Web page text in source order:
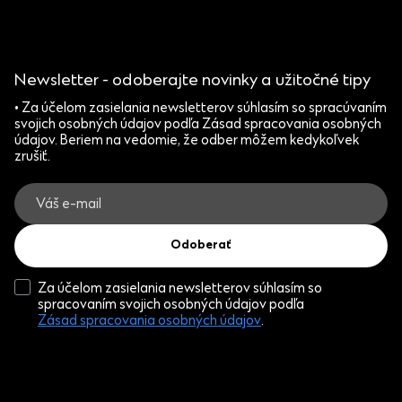
Newsletter - odoberajte novinky a užitočné tipy
• Za účelom zasielania newsletterov súhlasím so spracúvaním
svojich osobných údajov podľa Zásad spracovania osobných
údajov. Beriem na vedomie, že odber môžem kedykoľvek
zrušiť.
Odoberať
Za účelom zasielania newsletterov súhlasím so
spracovaním svojich osobných údajov podľa
Zásad spracovania osobných údajov.